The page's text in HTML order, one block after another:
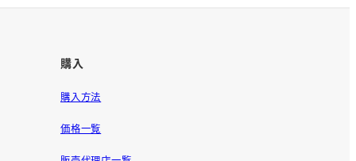
購入
購入方法
価格一覧